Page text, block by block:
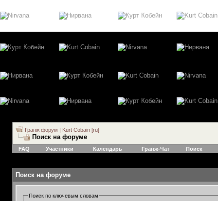
Гранж форум | Kurt Cobain [ru]
Поиск на форуме
FAQ Участники Календарь Гранж-Чат Поиск
Поиск на форуме
Поиск по ключевым словам